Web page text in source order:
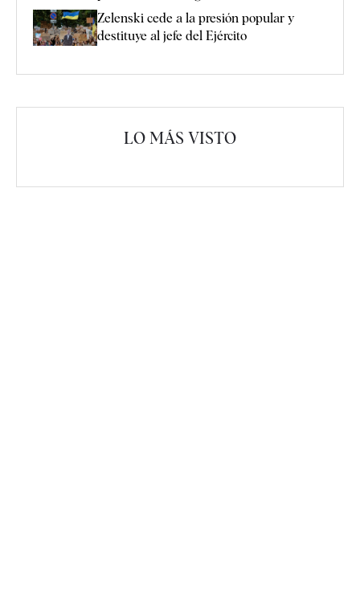
Zelenski cede a la presión popular y
destituye al jefe del Ejército
LO MÁS VISTO